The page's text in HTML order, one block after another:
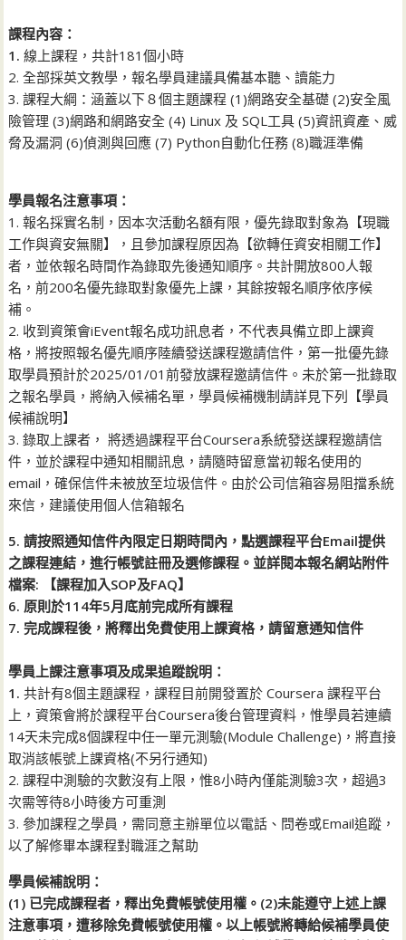
課程內容：
1.線上課程，共計181個小時
2. 全部採英文教學，報名學員建議具備基本聽、讀能力
3. 課程大綱：涵蓋以下８個主題課程 (1)網路安全基礎 (2)安全風
險管理 (3)網路和網路安全 (4) Linux 及 SQL工具 (5)資訊資產、威
脅及漏洞 (6)偵測與回應 (7) Python自動化任務 (8)職涯準備
學員報名注意事項：
1. 報名採實名制，因本次活動名額有限，優先錄取對象為【現職
工作與資安無關】，且參加課程原因為【欲轉任資安相關工作】
者，並依報名時間作為錄取先後通知順序。共計開放800人報
名，前200名優先錄取對象優先上課，其餘按報名順序依序候
補。
2. 收到資策會iEvent報名成功訊息者，不代表具備立即上課資
格，將按照報名優先順序陸續發送課程邀請信件，第一批優先錄
取學員預計於2025/01/01前發放課程邀請信件。未於第一批錄取
之報名學員，將納入候補名單，學員候補機制請詳見下列【學員
候補說明】
3. 錄取上課者， 將透過課程平台Coursera系統發送課程邀請信
件，並於課程中通知相關訊息，請隨時留意當初報名使用的
email，確保信件未被放至垃圾信件。由於公司信箱容易阻擋系統
來信，建議使用個人信箱報名
5. 請按照通知信件內限定日期時間內，點選課程平台Email提供
之課程連結，進行帳號註冊及選修課程。並詳閱本報名網站附件
檔案: 【課程加入SOP及FAQ】
6. 原則於114年5月底前完成所有課程
7. 完成課程後，將釋出免費使用上課資格，請留意通知信件
學員上課注意事項及成果追蹤說明：
1.共計有8個主題課程，課程目前開發置於 Coursera 課程平台
上，資策會將於課程平台Coursera後台管理資料，惟學員若連續
14天未完成8個課程中任一單元測驗(Module Challenge)，將直接
取消該帳號上課資格(不另行通知)
2. 課程中測驗的次數沒有上限，惟8小時內僅能測驗3次，超過3
次需等待8小時後方可重測
3. 參加課程之學員，需同意主辦單位以電話、問卷或Email追蹤，
以了解修畢本課程對職涯之幫助
學員候補說明：
(1) 已完成課程者，釋出免費帳號使用權。(2)未能遵守上述上課
注意事項，遭移除免費帳號使用權。以上帳號將轉給候補學員使